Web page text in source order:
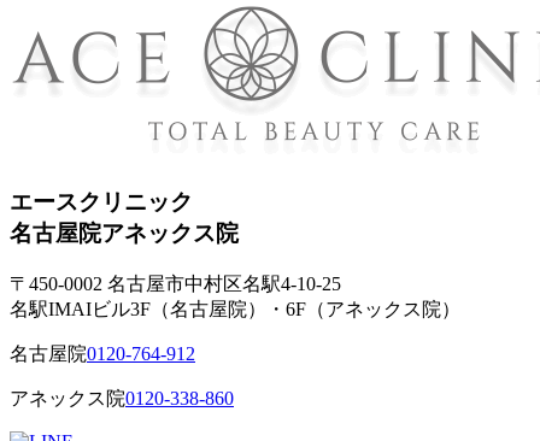
エースクリニック
名古屋院アネックス院
〒450-0002 名古屋市中村区名駅4-10-25
名駅IMAIビル3F（名古屋院）・6F（アネックス院）
名古屋院0120-764-912
アネックス院0120-338-860